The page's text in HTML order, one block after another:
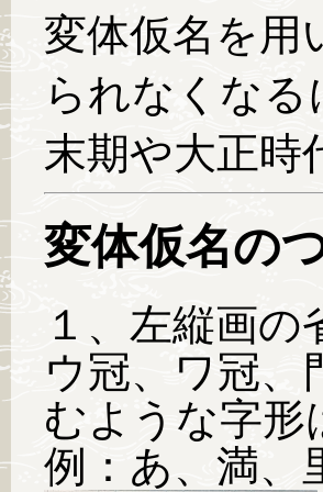
変体仮名を用
られなくな
末期や大正時
変体仮名の
１、左縦画の
ウ冠、ワ冠、
むような字形
例：あ、満、